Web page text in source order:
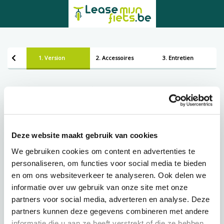
Deze website maakt gebruik van cookies
We gebruiken cookies om content en advertenties te
personaliseren, om functies voor social media te bieden
en om ons websiteverkeer te analyseren. Ook delen we
informatie over uw gebruik van onze site met onze
partners voor social media, adverteren en analyse. Deze
partners kunnen deze gegevens combineren met andere
1. Version 2. Accessoires 3. Entretien
Framemaat
Prêt à tempérament chez Lease-mijn-fiets.be
89,92 p.m.€